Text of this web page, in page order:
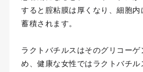
すると腟粘膜は厚くなり、細胞
蓄積されます。
ラクトバチルスはそのグリコー
め、健康な女性ではラクトバチル